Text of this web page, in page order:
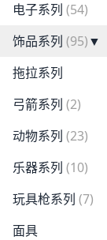
电子系列 (54)
饰品系列 (95)▼
拖拉系列
弓箭系列 (2)
动物系列 (23)
乐器系列 (10)
玩具枪系列 (7)
面具